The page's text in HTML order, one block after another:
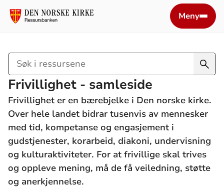
Meny
Søk
i
ressursene
Frivillighet - samleside
Frivillighet er en bærebjelke i Den norske kirke.
Over hele landet bidrar tusenvis av mennesker
med tid, kompetanse og engasjement i
gudstjenester, korarbeid, diakoni, undervisning
og kulturaktiviteter. For at frivillige skal trives
og oppleve mening, må de få veiledning, støtte
og anerkjennelse.